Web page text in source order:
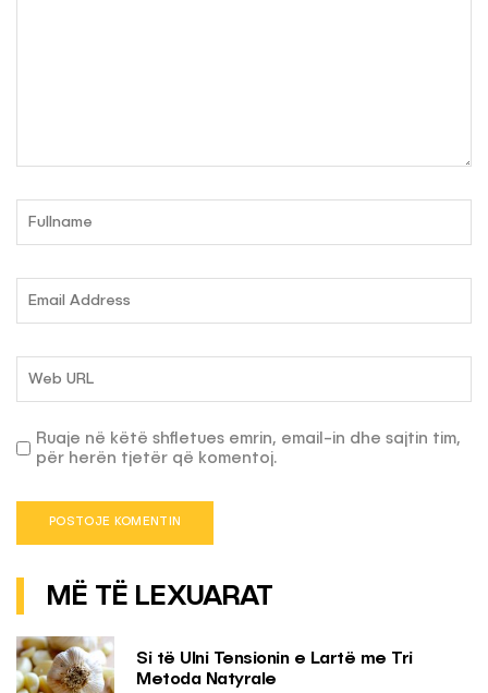
Ruaje në këtë shfletues emrin, email-in dhe sajtin tim,
për herën tjetër që komentoj.
MË TË LEXUARAT
Si të Ulni Tensionin e Lartë me Tri
Metoda Natyrale